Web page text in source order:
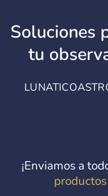
contenido
Soluciones
tu
¡Enviamos a